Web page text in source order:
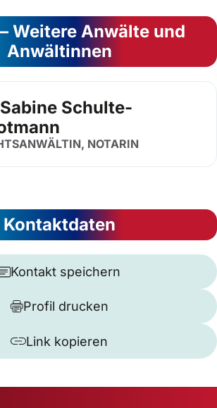
Weitere Anwälte und
Anwältinnen
Schulte-
NOTARIN
Kontaktdaten
Kontakt speichern
Profil drucken
Link kopieren